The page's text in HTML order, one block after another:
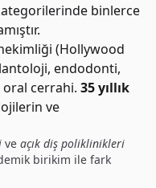
binlerce
(Hollywood
endodonti,
cerrahi. 35 yıllık
ve
ve açık diş poliklinikleri
birikim ile fark